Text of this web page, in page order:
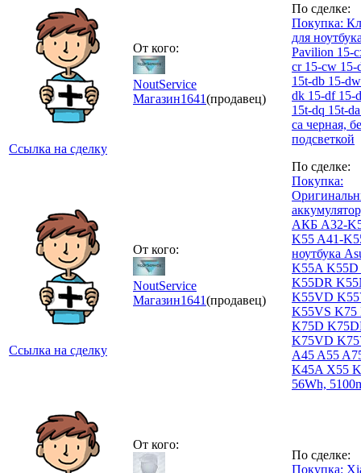
Ссылка на сделку
От кого:
NoutService
Магазин1641(продавец)
По сделке:
Покупка:
для
Pavilion 15-
cr 15-cw 15-
15t-db 15-
dk 15-df 15-
15t-dq 15t-
ca черная,
подсветкой
Ссылка на сделку
От кого:
NoutService
Магазин1641(продавец)
По сделке:
Покупка:
АКБ A32-
K55 A41-
ноутбука
K55A
K55DR
K55VD
K55VS K75
K75D
K75VD
A45 A55
K45A X55
56Wh,
От кого:
По сделке:
Покупка: